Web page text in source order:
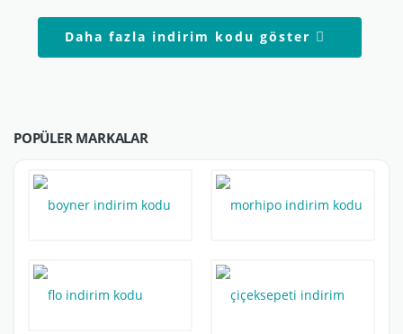
Daha fazla indirim kodu göster
POPÜLER MARKALAR